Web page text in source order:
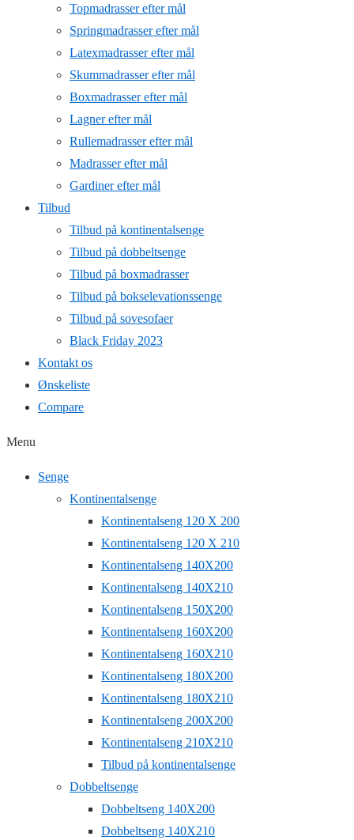
Topmadrasser efter mål
Springmadrasser efter mål
Latexmadrasser efter mål
Skummadrasser efter mål
Boxmadrasser efter mål
Lagner efter mål
Rullemadrasser efter mål
Madrasser efter mål
Gardiner efter mål
Tilbud
Tilbud på kontinentalsenge
Tilbud på dobbeltsenge
Tilbud på boxmadrasser
Tilbud på bokselevationssenge
Tilbud på sovesofaer
Black Friday 2023
Kontakt os
Ønskeliste
Compare
Menu
Senge
Kontinentalsenge
Kontinentalseng 120 X 200
Kontinentalseng 120 X 210
Kontinentalseng 140X200
Kontinentalseng 140X210
Kontinentalseng 150X200
Kontinentalseng 160X200
Kontinentalseng 160X210
Kontinentalseng 180X200
Kontinentalseng 180X210
Kontinentalseng 200X200
Kontinentalseng 210X210
Tilbud på kontinentalsenge
Dobbeltsenge
Dobbeltseng 140X200
Dobbeltseng 140X210